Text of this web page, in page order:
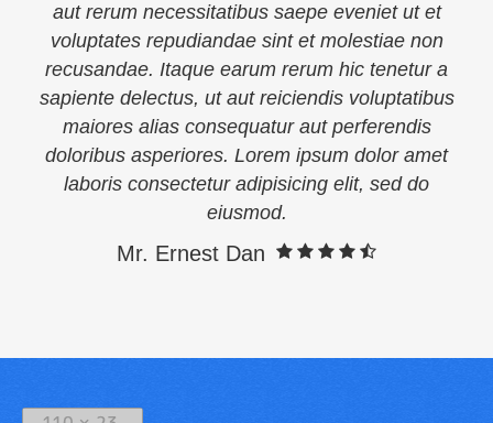
aut rerum necessitatibus saepe eveniet ut et
voluptates repudiandae sint et molestiae non
recusandae. Itaque earum rerum hic tenetur a
sapiente delectus, ut aut reiciendis voluptatibus
maiores alias consequatur aut perferendis
doloribus asperiores. Lorem ipsum dolor amet
laboris consectetur adipisicing elit, sed do
eiusmod.
Mr. Ernest Dan